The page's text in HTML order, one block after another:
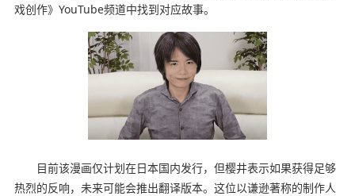
戏创作》YouTube频道中找到对应故事。
目前该漫画仅计划在日本国内发行，但樱井表示如果获得足够
热烈的反响，未来可能会推出翻译版本。这位以谦逊著称的制作人